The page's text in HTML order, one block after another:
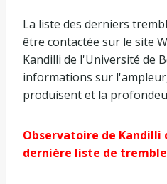
La liste des derniers
être contactée sur le site
Kandilli de l'Université de
informations sur
produisent et la
Observatoire de Kandilli
dernière liste de